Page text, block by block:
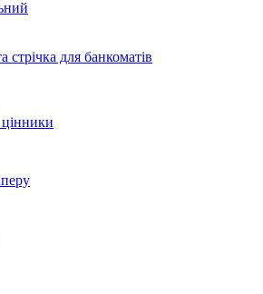
стрічка для банкоматів